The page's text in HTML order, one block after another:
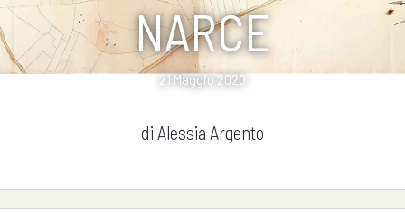
NARCE
21 Maggio 2020
di Alessia Argento